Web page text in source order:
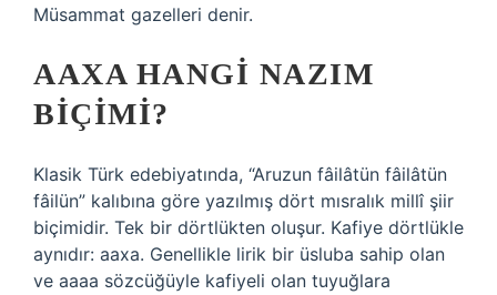
Müsammat gazelleri denir.
AAXA HANGI NAZIM
BIÇIMI?
Klasik Türk edebiyatında, “Aruzun fâilâtün fâilâtün
fâilün” kalıbına göre yazılmış dört mısralık millî şiir
biçimidir. Tek bir dörtlükten oluşur. Kafiye dörtlükle
aynıdır: aaxa. Genellikle lirik bir üsluba sahip olan
ve aaaa sözcüğüyle kafiyeli olan tuyuğlara